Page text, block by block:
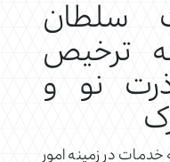
سلطان
ترخیص
نو و
در زمینه امور